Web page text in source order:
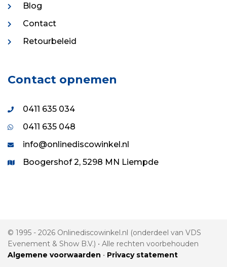
Blog
Contact
Retourbeleid
Contact opnemen
0411 635 034
0411 635 048
info@onlinediscowinkel.nl
Boogershof 2, 5298 MN Liempde
© 1995 - 2026 Onlinediscowinkel.nl (onderdeel van VDS
Evenement & Show B.V.) • Alle rechten voorbehouden
Algemene voorwaarden • Privacy statement